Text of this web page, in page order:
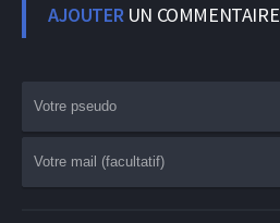
AJOUTERUN COMMENTAIRE